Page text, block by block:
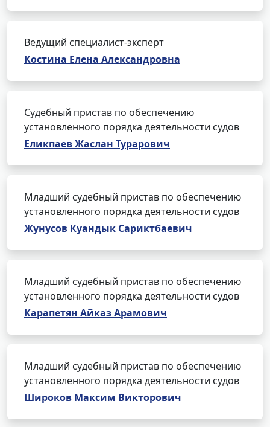
Ведущий специалист-эксперт
Костина Елена Александровна
Судебный пристав по обеспечению
установленного порядка деятельности судов
Еликпаев Жаслан Турарович
Младший судебный пристав по обеспечению
установленного порядка деятельности судов
Жунусов Куандык Сариктбаевич
Младший судебный пристав по обеспечению
установленного порядка деятельности судов
Карапетян Айказ Арамович
Младший судебный пристав по обеспечению
установленного порядка деятельности судов
Широков Максим Викторович